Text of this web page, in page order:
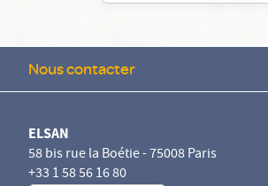
Nous contacter
ELSAN
58 bis rue la Boétie - 75008 Paris
+33 1 58 56 16 80